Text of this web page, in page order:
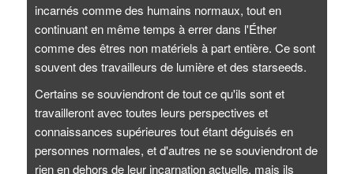
incarnés comme des humains normaux, tout en
continuant en même temps à errer dans l'Éther
comme des êtres non matériels à part entière. Ce sont
souvent des travailleurs de lumière et des starseeds.
Certains se souviendront de tout ce qu'ils sont et
travailleront avec toutes leurs perspectives et
connaissances supérieures tout étant déguisés en
personnes normales, et d'autres ne se souviendront de
rien en dehors de leur incarnation actuelle, mais ils